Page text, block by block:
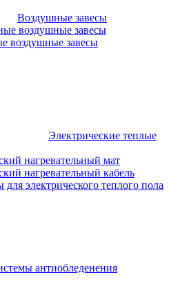
Воздушные завесы
воздушные завесы
воздушные завесы
Электрические теплые
нагревательный мат
нагревательный кабель
для электрического теплого пола
антиобледенения